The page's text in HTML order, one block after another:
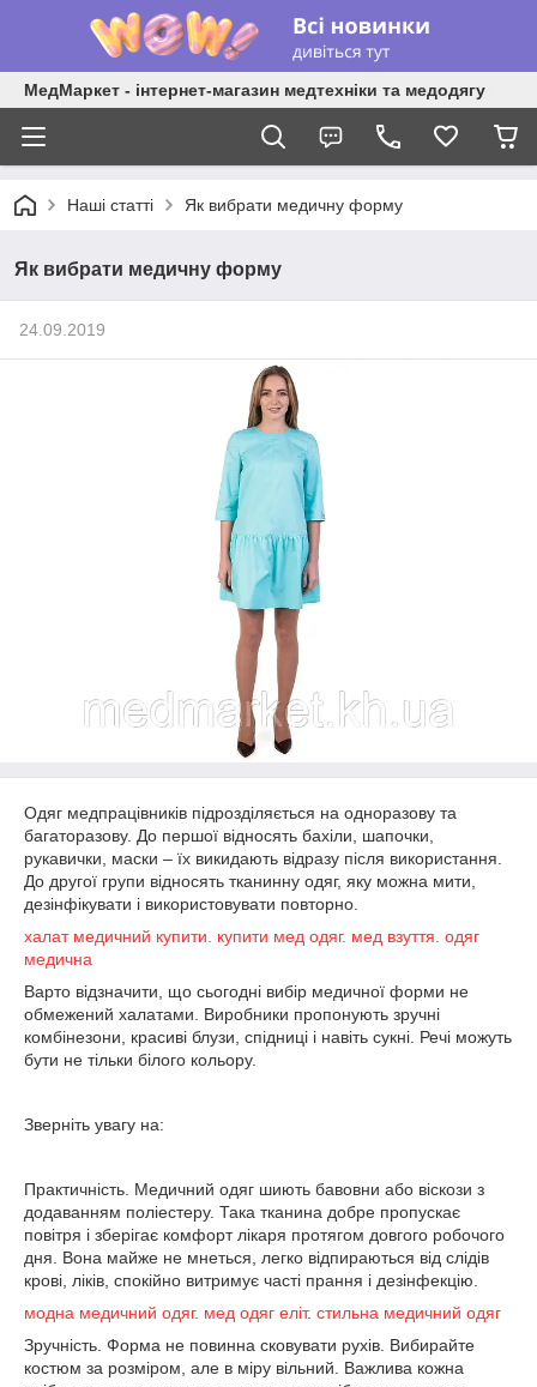
МедМаркет - інтернет-магазин медтехніки та медодягу
Наші статті Як вибрати медичну форму
Як вибрати медичну форму
24.09.2019
Одяг медпрацівників підрозділяється на одноразову та
багаторазову. До першої відносять бахіли, шапочки,
рукавички, маски – їх викидають відразу після використання.
До другої групи відносять тканинну одяг, яку можна мити,
дезінфікувати і використовувати повторно.
халат медичний купити.
купити мед одяг. мед взуття. одяг
медична
Варто відзначити, що сьогодні вибір медичної форми не
обмежений халатами. Виробники пропонують зручні
комбінезони, красиві блузи, спідниці і навіть сукні. Речі можуть
бути не тільки білого кольору.
Зверніть увагу на:
Практичність. Медичний одяг шиють бавовни або віскози з
додаванням поліестеру. Така тканина добре пропускає
повітря і зберігає комфорт лікаря протягом довгого робочого
дня. Вона майже не мнеться, легко відпираються від слідів
крові, ліків, спокійно витримує часті прання і дезінфекцію.
модна медичний одяг. мед одяг еліт. стильна медичний одяг
Зручність. Форма не повинна сковувати рухів. Вибирайте
костюм за розміром, але в міру вільний. Важлива кожна